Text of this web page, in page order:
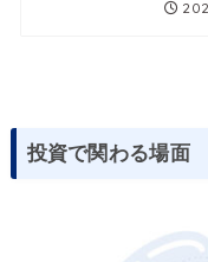
投資で関わる場面